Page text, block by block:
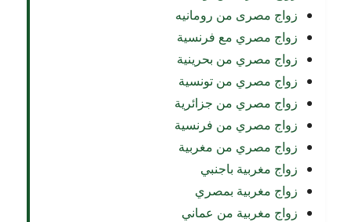
زواج مصرى من رومانيه
زواج مصري مع فرنسية
زواج مصري من بحرينية
زواج مصري من تونسية
زواج مصري من جزائرية
زواج مصري من فرنسية
زواج مصري من مغربية
زواج مغربية باجنبي
زواج مغربية بمصري
زواج مغربية من عماني